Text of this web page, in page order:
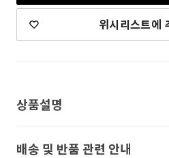
위시리스트에
상품설명
배송 및 반품 관련 안내